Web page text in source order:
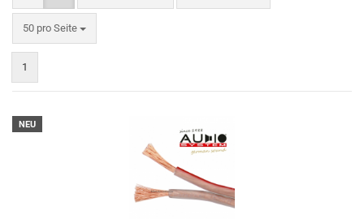
50 pro Seite
pro Seite
1
NEU